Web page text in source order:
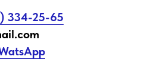
334-25-65